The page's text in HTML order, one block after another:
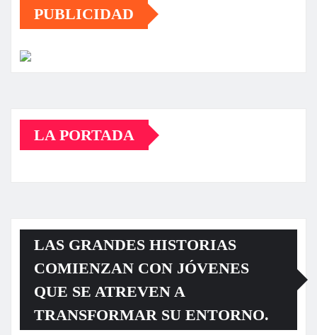
PUBLICIDAD
LA PORTADA
LAS GRANDES HISTORIAS
COMIENZAN CON JÓVENES
QUE SE ATREVEN A
TRANSFORMAR SU ENTORNO.